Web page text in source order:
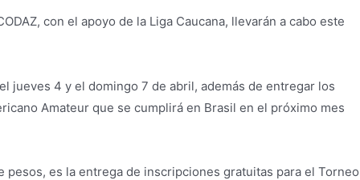
con el apoyo de la Liga Caucana, llevarán a cabo este
jueves 4 y el domingo 7 de abril, además de entregar los
Amateur que se cumplirá en Brasil en el próximo mes
es la entrega de inscripciones gratuitas para el Torneo